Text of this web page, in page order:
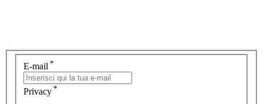
E-mail *
Privacy *